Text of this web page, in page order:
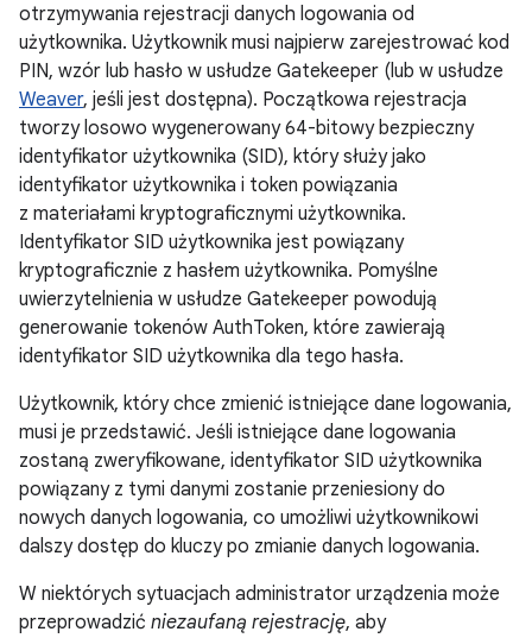
otrzymywania rejestracji danych logowania od
użytkownika. Użytkownik musi najpierw zarejestrować kod
PIN, wzór lub hasło w usłudze Gatekeeper (lub w usłudze
Weaver, jeśli jest dostępna). Początkowa rejestracja
tworzy losowo wygenerowany 64-bitowy bezpieczny
identyfikator użytkownika (SID), który służy jako
identyfikator użytkownika i token powiązania
z materiałami kryptograficznymi użytkownika.
Identyfikator SID użytkownika jest powiązany
kryptograficznie z hasłem użytkownika. Pomyślne
uwierzytelnienia w usłudze Gatekeeper powodują
generowanie tokenów AuthToken, które zawierają
identyfikator SID użytkownika dla tego hasła.
Użytkownik, który chce zmienić istniejące dane logowania,
musi je przedstawić. Jeśli istniejące dane logowania
zostaną zweryfikowane, identyfikator SID użytkownika
powiązany z tymi danymi zostanie przeniesiony do
nowych danych logowania, co umożliwi użytkownikowi
dalszy dostęp do kluczy po zmianie danych logowania.
W niektórych sytuacjach administrator urządzenia może
przeprowadzić niezaufaną rejestrację, aby